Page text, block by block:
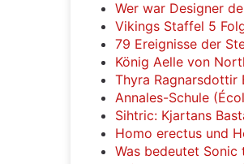
Wer war Designer
Vikings Staffel 5
79 Ereignisse der
König Aelle von
Thyra Ragnarsdottir
Annales-Schule
Sihtric: Kjartans
Homo erectus und
Was bedeutet Sonic